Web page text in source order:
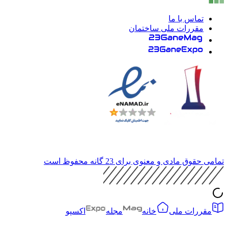
با ما
ملی ساختمان
مادی و معنوی برای 23 گانه محفوظ است
ملی خانه مجله اکسپو